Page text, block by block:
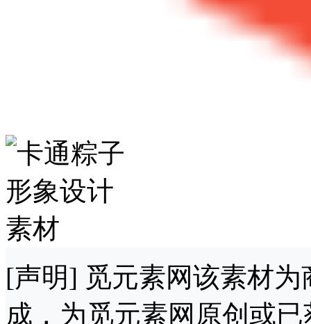
[声明] 觅元素网该素材
成，为觅元素网原创或